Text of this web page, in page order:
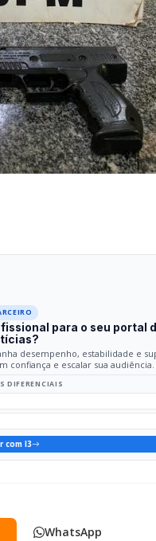
para o seu portal
desempenho, estabilidade e
confiança e escalar sua audiência.
DIFERENCIAIS
com I3
WhatsApp